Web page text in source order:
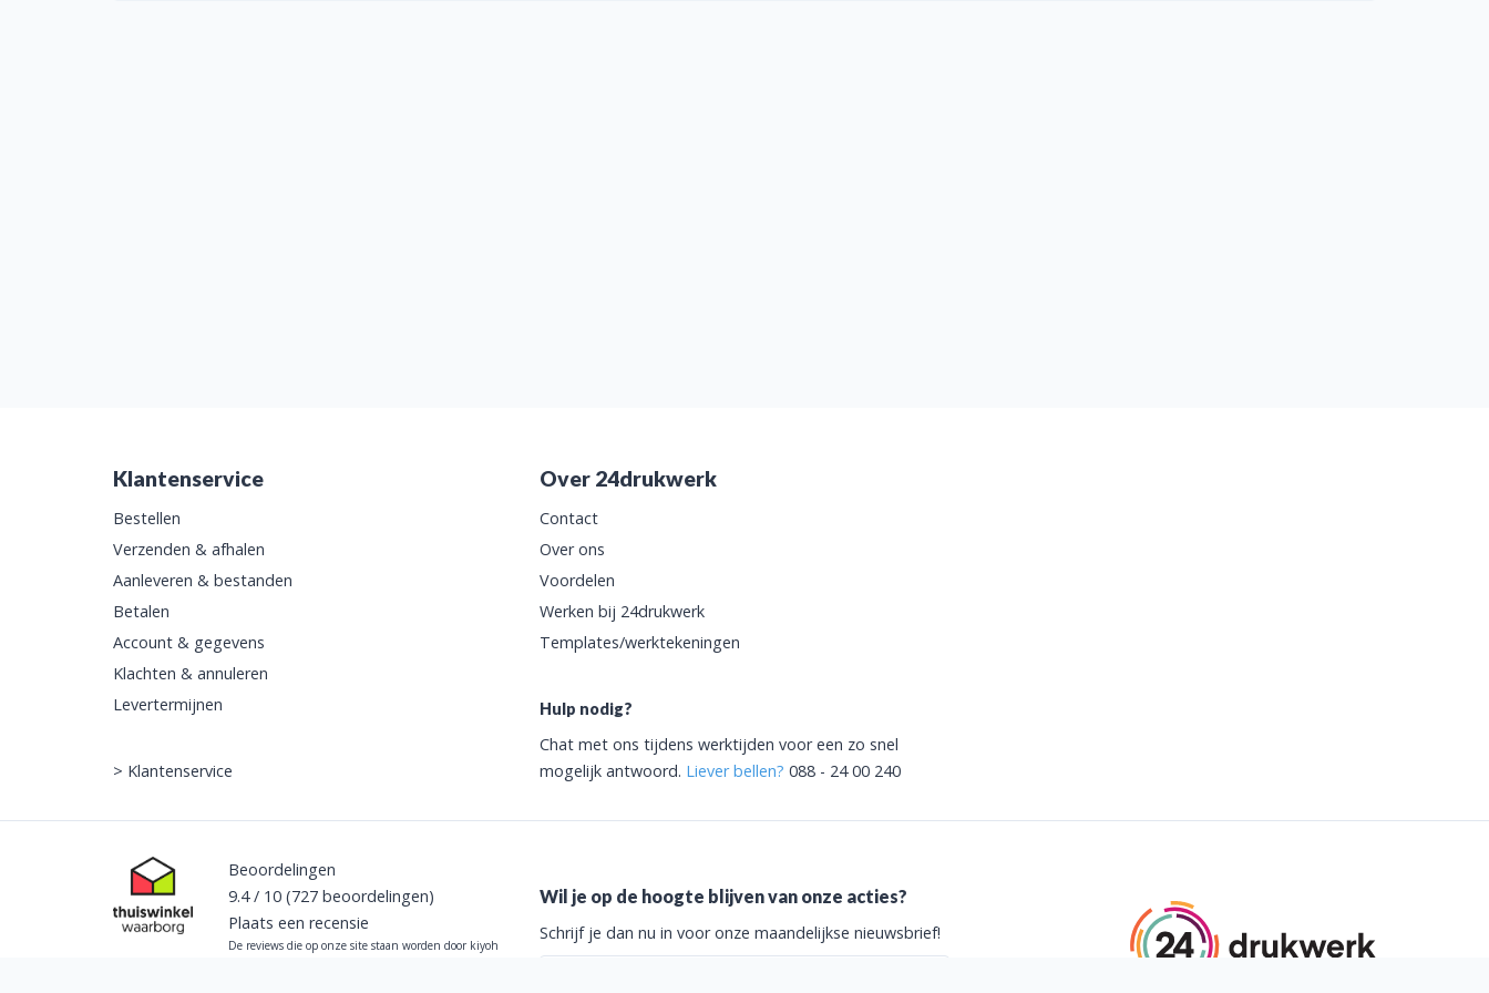
Klantenservice
Bestellen
Verzenden & afhalen
Aanleveren & bestanden
Betalen
Account & gegevens
Klachten & annuleren
Levertermijnen
> Klantenservice
Over 24drukwerk
Contact
Over ons
Voordelen
Werken bij 24drukwerk
Templates/werktekeningen
Hulp nodig?
Chat met ons tijdens werktijden voor een zo snel
mogelijk antwoord. Liever bellen? 088 - 24 00 240
Beoordelingen
9.4/ 10 (727 beoordelingen)
Plaats een recensie
De reviews die op onze site staan worden door kiyoh
Wil je op de hoogte blijven van onze acties?
Schrijf je dan nu in voor onze maandelijkse nieuwsbrief!